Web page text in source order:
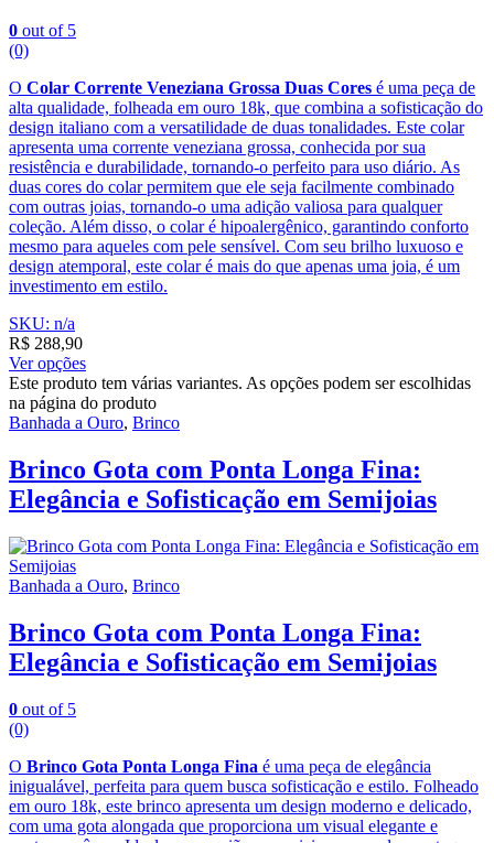
0 out of 5
(0)
O Colar Corrente Veneziana Grossa Duas Cores é uma peça de
alta qualidade, folheada em ouro 18k, que combina a sofisticação do
design italiano com a versatilidade de duas tonalidades. Este colar
apresenta uma corrente veneziana grossa, conhecida por sua
resistência e durabilidade, tornando-o perfeito para uso diário. As
duas cores do colar permitem que ele seja facilmente combinado
com outras joias, tornando-o uma adição valiosa para qualquer
coleção. Além disso, o colar é hipoalergênico, garantindo conforto
mesmo para aqueles com pele sensível. Com seu brilho luxuoso e
design atemporal, este colar é mais do que apenas uma joia, é um
investimento em estilo.
SKU: n/a
R$ 288,90
Ver opções
Este produto tem várias variantes. As opções podem ser escolhidas
na página do produto
Banhada a Ouro, Brinco
Brinco Gota com Ponta Longa Fina:
Elegância e Sofisticação em Semijoias
Banhada a Ouro, Brinco
Brinco Gota com Ponta Longa Fina:
Elegância e Sofisticação em Semijoias
0 out of 5
(0)
O Brinco Gota Ponta Longa Fina é uma peça de elegância
inigualável, perfeita para quem busca sofisticação e estilo. Folheado
em ouro 18k, este brinco apresenta um design moderno e delicado,
com uma gota alongada que proporciona um visual elegante e